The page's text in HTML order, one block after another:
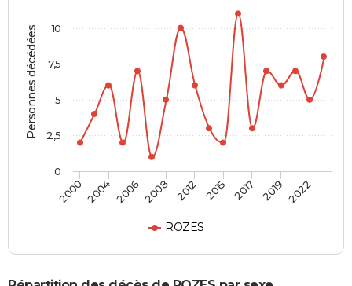
Personnes décédées
ROZES
2000 2004 20062008 2012 2015 2017 2019 2022
0
2,5
5
7,5
10